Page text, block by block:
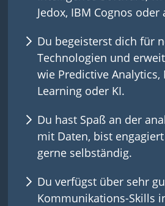
Jedox, IBM Cognos
Du begeisterst dich für
Technologien und
wie Predictive Analytics,
Learning oder KI.
Du hast Spaß an der
mit Daten, bist
gerne selbständig.
Du verfügst über sehr
Kommunikations-Skills